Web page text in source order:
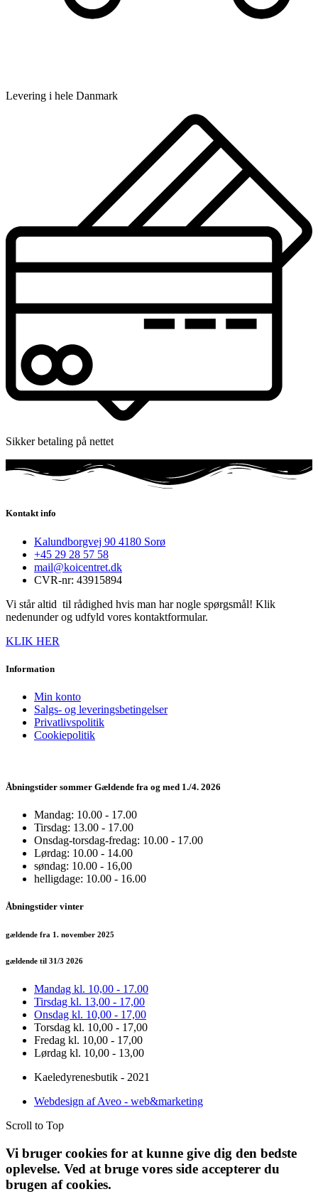
Levering i hele Danmark
Sikker betaling på nettet
Kontakt info
Kalundborgvej 90 4180 Sorø
+45 29 28 57 58
mail@koicentret.dk
CVR-nr: 43915894
Vi står altid til rådighed hvis man har nogle spørgsmål! Klik
nedenunder og udfyld vores kontaktformular.
KLIK HER
Information
Min konto
Salgs- og leveringsbetingelser
Privatlivspolitik
Cookiepolitik
Åbningstider sommer Gældende fra og med 1./4. 2026
Mandag: 10.00 - 17.00
Tirsdag: 13.00 - 17.00
Onsdag-torsdag-fredag: 10.00 - 17.00
Lørdag: 10.00 - 14.00
søndag: 10.00 - 16,00
helligdage: 10.00 - 16.00
Åbningstider vinter
gældende fra 1. november 2025
gældende til 31/3 2026
Mandag kl. 10,00 - 17.00
Tirsdag kl. 13,00 - 17,00
Onsdag kl. 10,00 - 17,00
Torsdag kl. 10,00 - 17,00
Fredag kl. 10,00 - 17,00
Lørdag kl. 10,00 - 13,00
Kaeledyrenesbutik - 2021
Webdesign af Aveo - web&marketing
Scroll to Top
Vi bruger cookies for at kunne give dig den bedste
oplevelse. Ved at bruge vores side accepterer du
brugen af cookies.